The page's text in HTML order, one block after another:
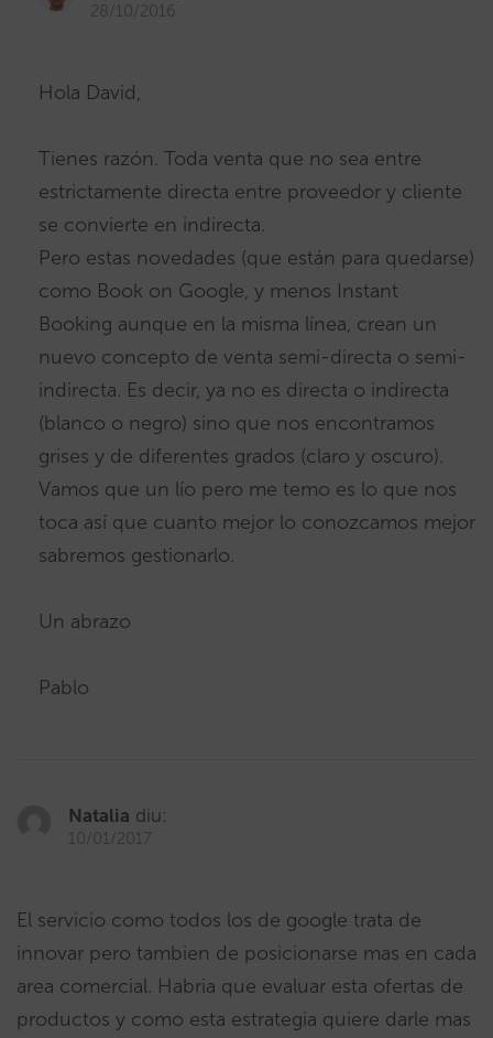
28/10/2016
Hola David,
Tienes razón. Toda venta que no sea entre
estrictamente directa entre proveedor y cliente
se convierte en indirecta.
Pero estas novedades (que están para quedarse)
como Book on Google, y menos Instant
Booking aunque en la misma línea, crean un
nuevo concepto de venta semi-directa o semi-
indirecta. Es decir, ya no es directa o indirecta
(blanco o negro) sino que nos encontramos
grises y de diferentes grados (claro y oscuro).
Vamos que un lío pero me temo es lo que nos
toca así que cuanto mejor lo conozcamos mejor
sabremos gestionarlo.
Un abrazo
Pablo
Natalia diu:
10/01/2017
El servicio como todos los de google trata de
innovar pero tambien de posicionarse mas en cada
area comercial. Habria que evaluar esta ofertas de
productos y como esta estrategia quiere darle mas